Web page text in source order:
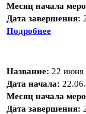
Месяц начала
Дата завершения:
Подробнее
Название: 22 июня
Дата начала:
Месяц начала
Дата завершения: